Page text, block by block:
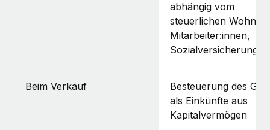
abhängig vom
steuerlichen
Mitarbeiter:innen,
Beim Verkauf
Besteuerung des
als Einkünfte aus
Kapitalvermögen